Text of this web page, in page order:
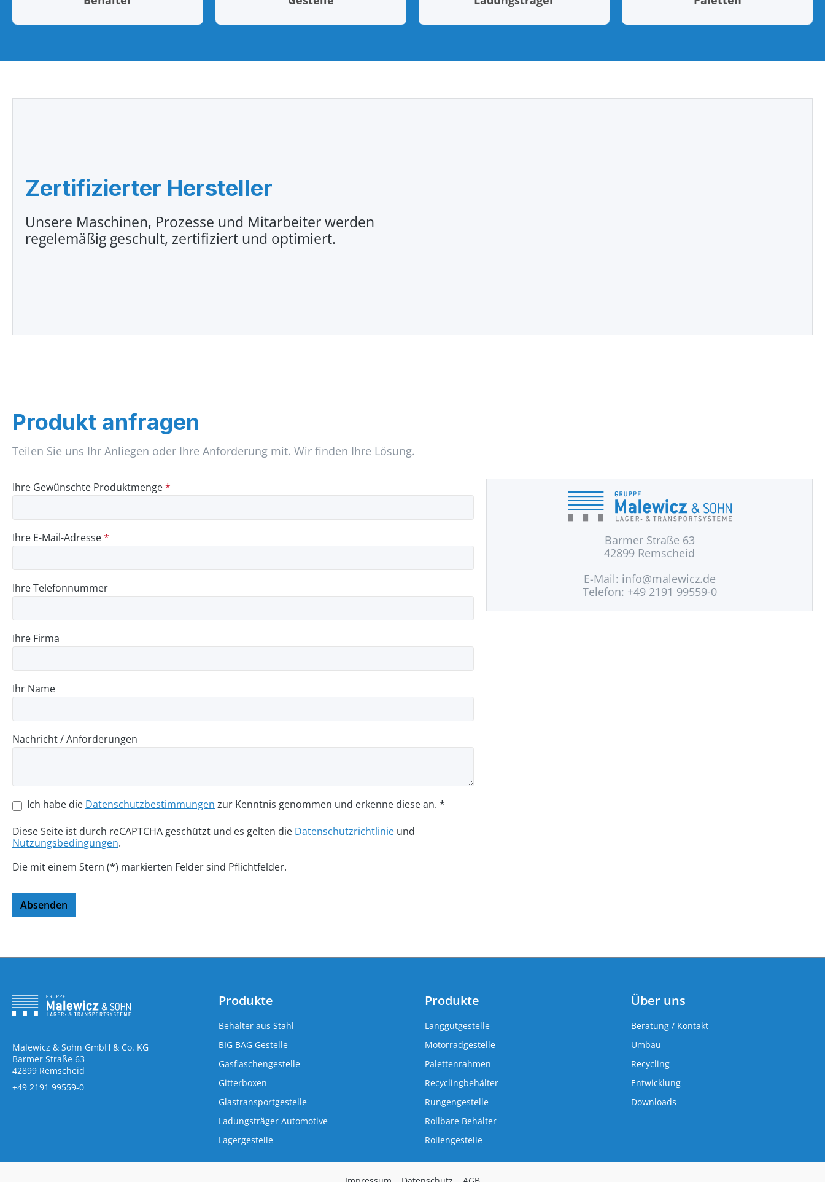
Zertifizierter Hersteller
Unsere Maschinen, Prozesse und Mitarbeiter werden
regelemäßig geschult, zertifiziert und optimiert.
Produkt anfragen
Teilen Sie uns Ihr Anliegen oder Ihre Anforderung mit. Wir finden Ihre Lösung.
Ihre Gewünschte Produktmenge*
Ihre E-Mail-Adresse*
Ihre Telefonnummer
Ihre Firma
Ihr Name
Nachricht / Anforderungen
Ich habe die Datenschutzbestimmungen zur Kenntnis genommen und erkenne diese an. *
Diese Seite ist durch reCAPTCHA geschützt und es gelten die Datenschutzrichtlinie und
Nutzungsbedingungen.
Die mit einem Stern (*) markierten Felder sind Pflichtfelder.
Absenden
Barmer Straße 63
42899 Remscheid
E-Mail: info@malewicz.de
Telefon: +49 2191 99559-0
Malewicz & Sohn GmbH & Co. KG
Barmer Straße 63
42899 Remscheid
+49 2191 99559-0
Produkte
Behälter aus Stahl
BIG BAG Gestelle
Gasflaschengestelle
Gitterboxen
Glastransportgestelle
Ladungsträger Automotive
Lagergestelle
Produkte
Langgutgestelle
Motorradgestelle
Palettenrahmen
Recyclingbehälter
Rungengestelle
Rollbare Behälter
Rollengestelle
Über uns
Beratung / Kontakt
Umbau
Recycling
Entwicklung
Downloads